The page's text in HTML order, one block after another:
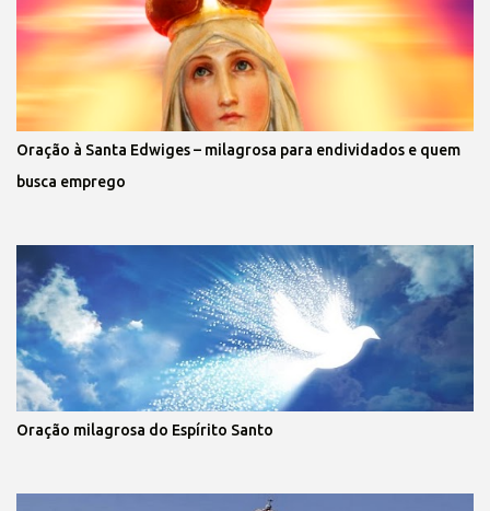
Oração à Santa Edwiges – milagrosa para endividados e quem
busca emprego
Oração milagrosa do Espírito Santo